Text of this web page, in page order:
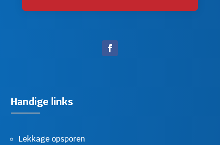
Handige links
Lekkage opsporen